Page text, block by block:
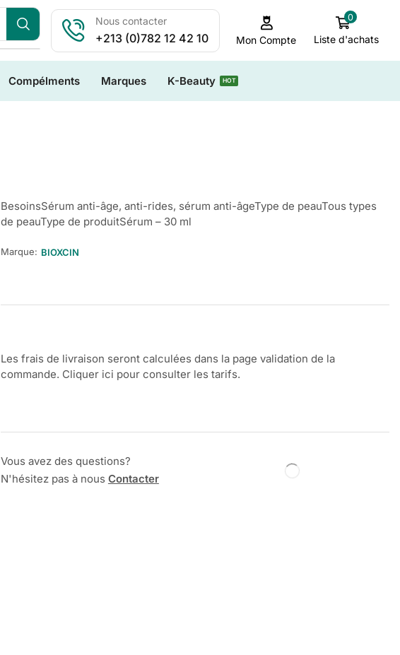
Nous contacter
+213 (0)782 12 42 10 Mon Compte
0
Liste d'achats
Compélments Marques K-Beauty HOT
BesoinsSérum anti-âge, anti-rides, sérum anti-âgeType de peauTous types
de peauType de produitSérum – 30 ml
Marque: BIOXCIN
Les frais de livraison seront calculées dans la page validation de la
commande. Cliquer ici pour consulter les tarifs.
Vous avez des questions?
N'hésitez pas à nous Contacter